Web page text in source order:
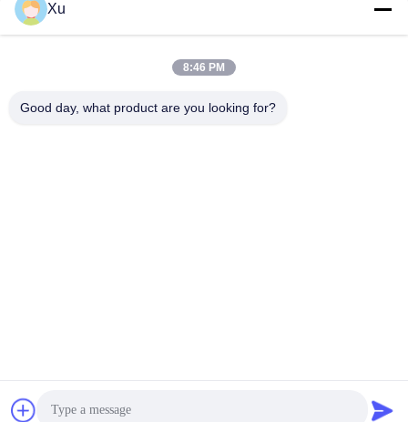
2024-2025 Wuxi Chunfa Hydraulic Machinery Co., Ltd. Tous les
Xu
8:46 PM
Good day, what product are you looking for?